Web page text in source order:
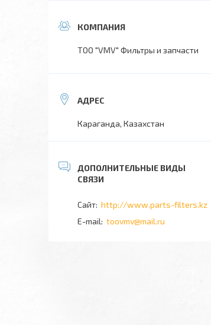
ТОО "VMV" Фильтры и запчасти
Караганда, Казахстан
http://www.parts-filters.kz
toovmv@mail.ru